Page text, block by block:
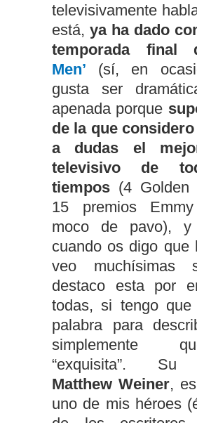
televisivamente
está, ya ha dado
temporada final
Men’
(sí, en
gusta ser
apenada porque
de la que
a dudas el
televisivo de
tiempos (4 Golden
15 premios
moco de pavo), y
cuando os digo que
veo muchísimas
destaco esta por
todas, si tengo
palabra para
simplemente
“exquisita”. Su
Matthew Weiner,
uno de mis héroes